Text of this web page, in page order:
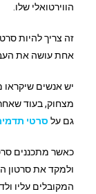
הווירטואלי שלו.
זה צריך להיות
אחת עושה את
יש אנשים שיקראו
מצחוק, בעוד
גם על סרטי
כאשר מתכננים
ולמקד את סרטון
המקובלים עליו